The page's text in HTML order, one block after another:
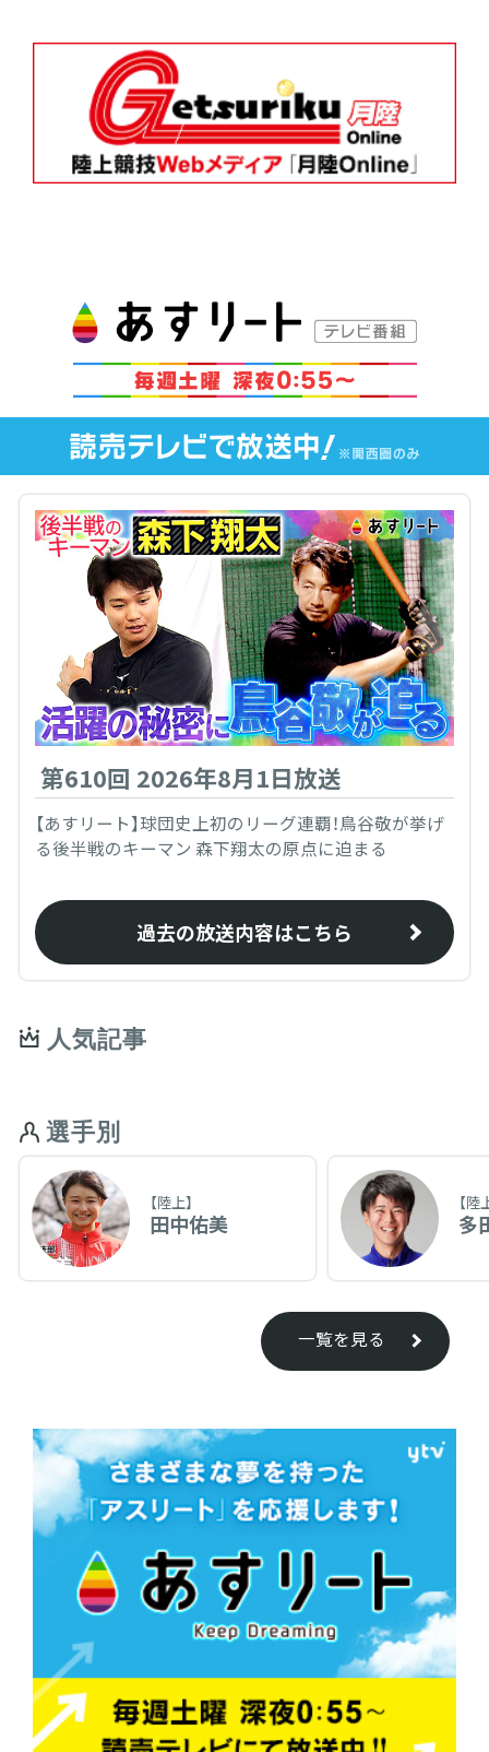
第610回 2026年8月1日放送
【あすリート】球団史上初のリーグ連覇！鳥谷敬が挙げ
る後半戦のキーマン 森下翔太の原点に迫まる
過去の放送内容はこちら
人気記事
選手別
【陸上】
田中佑美
【陸
多
一覧を見る